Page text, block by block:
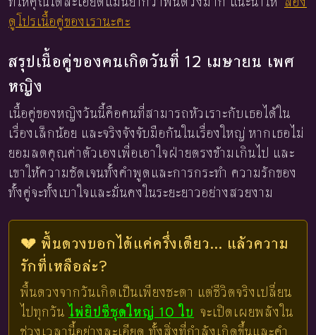
ดูโปรเนื้อคู่ของเรานะคะ
สรุปเนื้อคู่ของคนเกิดวันที่ 12 เมษายน เพศ
หญิง
เนื้อคู่ของหญิงวันนี้คือคนที่สามารถหัวเราะกับเธอได้ใน
เรื่องเล็กน้อย และจริงจังจับมือกันในเรื่องใหญ่ หากเธอไม่
ยอมลดคุณค่าตัวเองเพื่อเอาใจฝ่ายตรงข้ามเกินไป และ
เขาให้ความชัดเจนทั้งคำพูดและการกระทำ ความรักของ
ทั้งคู่จะทั้งเบาใจและมั่นคงในระยะยาวอย่างสวยงาม
💔 พื้นดวงบอกได้แค่ครึ่งเดียว... แล้วความ
รักที่เหลือล่ะ?
พื้นดวงจากวันเกิดเป็นเพียงชะตา แต่ชีวิตจริงเปลี่ยน
ไปทุกวัน ไพ่ยิปซีชุดใหญ่ 10 ใบ จะเปิดเผยพลังใน